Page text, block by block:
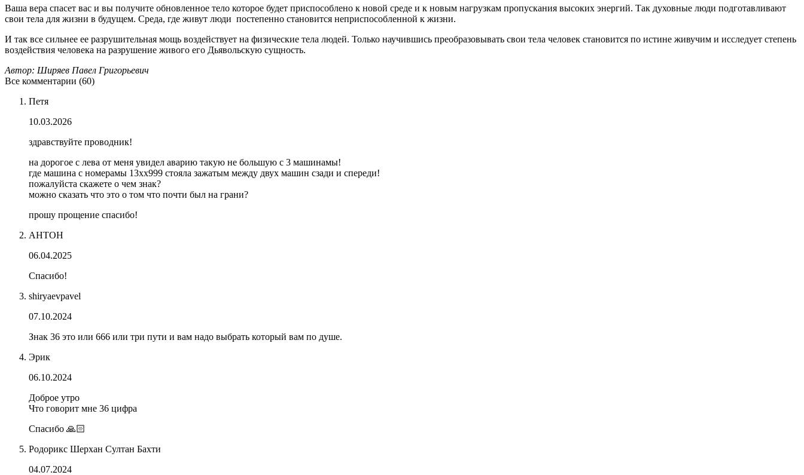
Ваша вера спасет вас и вы получите обновленное тело которое будет приспособлено к новой среде и к новым нагрузкам пропускания высоких энергий. Так духовные люди подготавливают
свои тела для жизни в будущем. Среда, где живут люди постепенно становится неприспособленной к жизни.
И так все сильнее ее разрушительная мощь воздействует на физические тела людей. Только научившись преобразовывать свои тела человек становится по истине живучим и исследует степень
воздействия человека на разрушение живого его Дьявольскую сущность.
Автор: Ширяев Павел Григорьевич
Все комментарии (60)
Петя
10.03.2026
здравствуйте проводник!
на дорогое с лева от меня увидел аварию такую не большую с 3 машинамы!
где машина с номерамы 13xx999 стояла зажатым между двух машин сзади и спереди!
пожалуйста скажете о чем знак?
можно сказать что это о том что почти был на грани?
прошу прощение спасибо!
АНТОН
06.04.2025
Спасибо!
shiryaevpavel
07.10.2024
Знак 36 это или 666 или три пути и вам надо выбрать который вам по душе.
Эрик
06.10.2024
Доброе утро
Что говорит мне 36 цифра
Спасибо 🙏🏻
Родорикс Шерхан Султан Бахти
04.07.2024